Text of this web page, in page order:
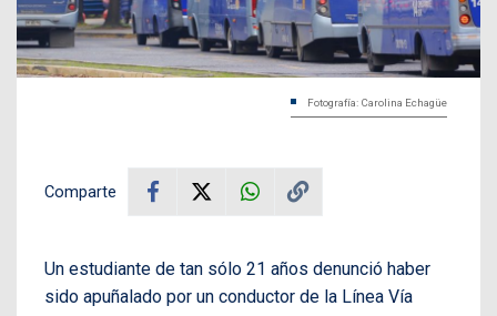
Fotografía: Carolina Echagüe
Comparte
Un estudiante de tan sólo 21 años denunció haber
sido apuñalado por un conductor de la Línea Vía